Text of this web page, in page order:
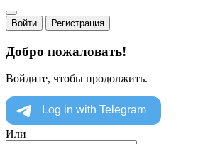
Войти Регистрация
Добро пожаловать!
Войдите, чтобы продолжить.
Или